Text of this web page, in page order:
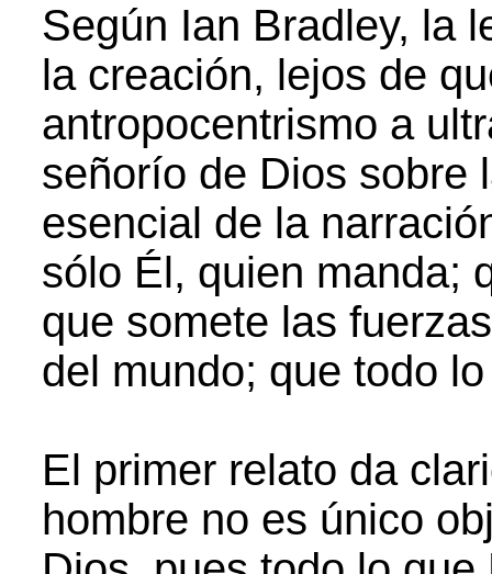
Según Ian Bradley, la
la creación, lejos de
antropocentrismo a
señorío de Dios sobre
esencial de la
sólo Él, quien manda;
que somete las
del mundo; que todo
El primer relato da
hombre no es único